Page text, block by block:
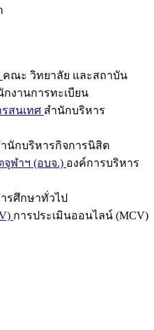
คณะ วิทยาลัย และสถาบัน
กงานการทะเบียน
สนเทศ สำนักบริหาร
นักบริหารกิจการนิสิต
ฬาฯ (อบจ.) องค์การบริหาร
รศึกษาทั่วไป
การประเมินออนไลน์ (MCV)